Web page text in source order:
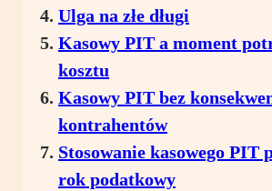
Ulga na złe długi
Kasowy PIT a moment
kosztu
Kasowy PIT bez
kontrahentów
Stosowanie kasowego PIT
rok podatkowy